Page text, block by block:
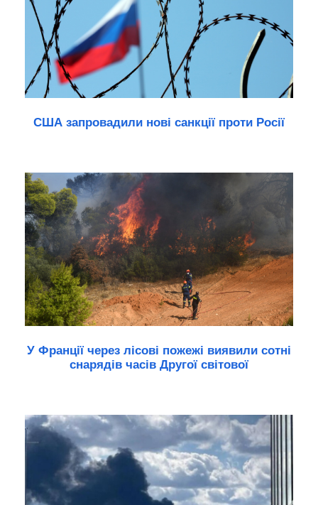
США запровадили нові санкції проти Росії
У Франції через лісові пожежі виявили сотні
снарядів часів Другої світової